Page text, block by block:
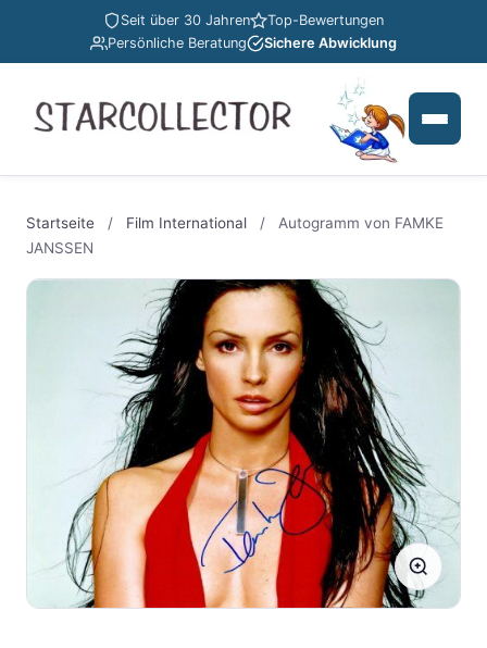
Seit über 30 Jahren
Top-Bewertungen
Persönliche Beratung
Sichere Abwicklung
Startseite / Film International /
Autogramm von FAMKE
JANSSEN